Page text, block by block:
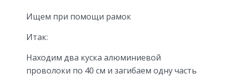
Ищем при помощи рамок
Итак:
Находим два куска алюминиевой
проволоки по 40 см и загибаем одну часть